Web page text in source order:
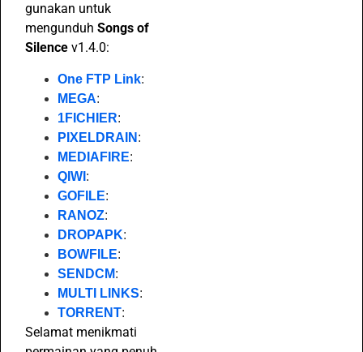
gunakan untuk
mengunduh Songs of
Silence v1.4.0:
One FTP Link:
MEGA:
1FICHIER:
PIXELDRAIN :
MEDIAFIRE:
QIWI :
GOFILE:
RANOZ:
DROPAPK:
BOWFILE:
SENDCM:
MULTI LINKS:
TORRENT:
Selamat menikmati